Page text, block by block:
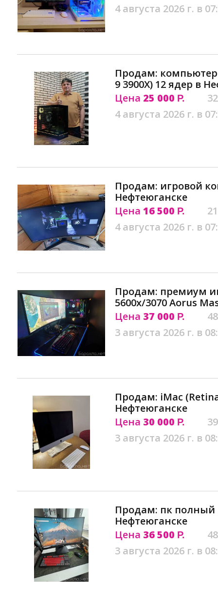
4 августа 2026 г. в
Продам: компьютер
9 3900X) 12 ядер в
Цена 25 000 Р.
4 августа 2026 г. в
Продам: игровой
Нефтеюганске
Цена 16 500 Р.
4 августа 2026 г. в
Продам: премиум
5600x/3070 Aorus
Цена 37 000 Р.
3 августа 2026 г. в
Продам: iMac
Нефтеюганске
Цена 30 000 Р.
3 августа 2026 г. в
Продам: пк полный
Нефтеюганске
Цена 36 500 Р.
3 августа 2026 г. в